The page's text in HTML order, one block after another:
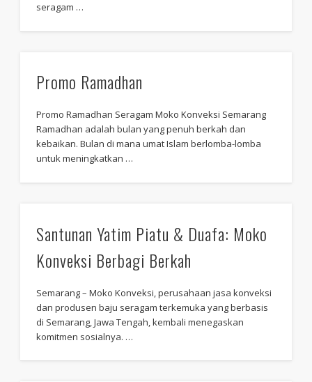
seragam …
Promo Ramadhan
Promo Ramadhan Seragam Moko Konveksi Semarang
Ramadhan adalah bulan yang penuh berkah dan
kebaikan. Bulan di mana umat Islam berlomba-lomba
untuk meningkatkan …
Santunan Yatim Piatu & Duafa: Moko
Konveksi Berbagi Berkah
Semarang – Moko Konveksi, perusahaan jasa konveksi
dan produsen baju seragam terkemuka yang berbasis
di Semarang, Jawa Tengah, kembali menegaskan
komitmen sosialnya. …